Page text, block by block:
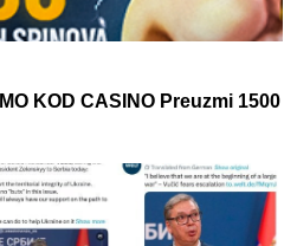
KOD CASINO Preuzmi 1500